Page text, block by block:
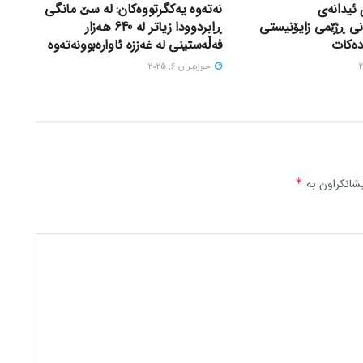
ئیدانەی
ڕژێمی زایۆنیستی
نەتەوە یەکگرتووەکان: لە سێ مانگی
ڕابردوودا زیاتر لە 640 هەزار
فەڵەستینی لە غەززە ئاوارەبوونەتەوە
حوزه‌یران 6, 2025
بە *